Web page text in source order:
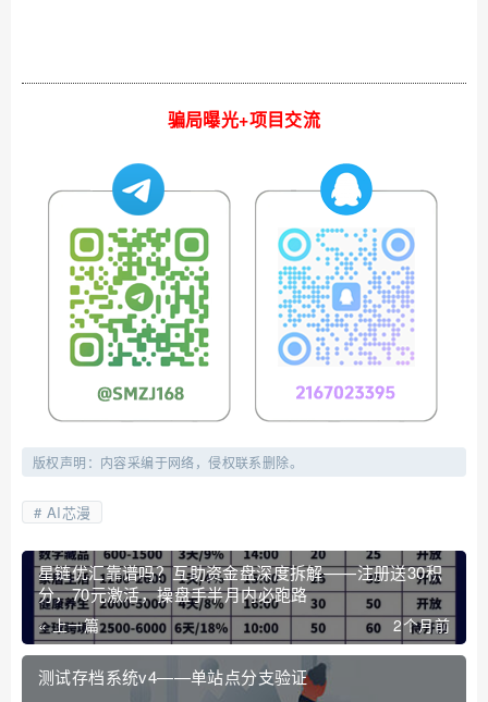
骗局曝光+项目交流
版权声明：内容采编于网络，侵权联系删除。
AI芯漫
星链优汇靠谱吗？互助资金盘深度拆解——注册送30积
分，70元激活，操盘手半月内必跑路
« 上一篇 2个月前
测试存档系统v4——单站点分支验证